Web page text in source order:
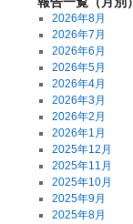
2026年8月
2026年7月
2026年6月
2026年5月
2026年4月
2026年3月
2026年2月
2026年1月
2025年12月
2025年11月
2025年10月
2025年9月
2025年8月